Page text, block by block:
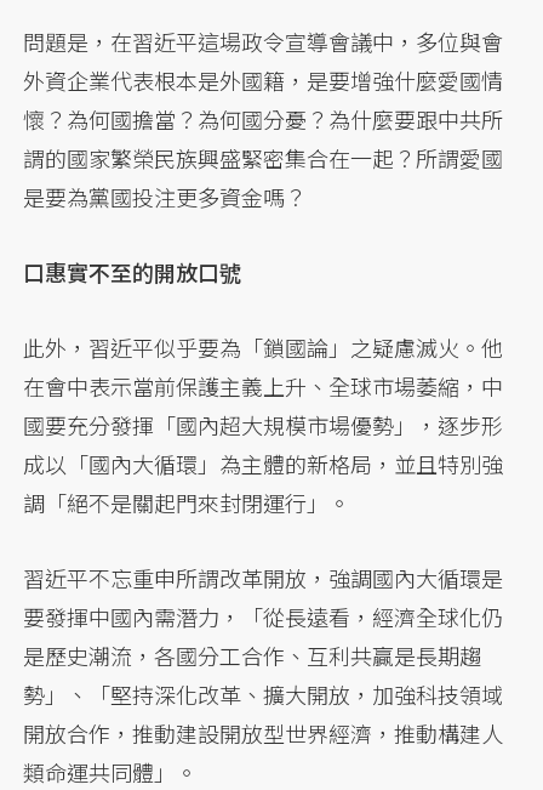
問題是，在習近平這場政令宣導會議中，多位與會
外資企業代表根本是外國籍，是要增強什麼愛國情
懷？為何國擔當？為何國分憂？為什麼要跟中共所
謂的國家繁榮民族興盛緊密集合在一起？所謂愛國
是要為黨國投注更多資金嗎？
口惠實不至的開放口號
此外，習近平似乎要為「鎖國論」之疑慮滅火。他
在會中表示當前保護主義上升、全球市場萎縮，中
國要充分發揮「國內超大規模市場優勢」，逐步形
成以「國內大循環」為主體的新格局，並且特別強
調「絕不是關起門來封閉運行」。
習近平不忘重申所謂改革開放，強調國內大循環是
要發揮中國內需潛力，「從長遠看，經濟全球化仍
是歷史潮流，各國分工合作、互利共贏是長期趨
勢」、「堅持深化改革、擴大開放，加強科技領域
開放合作，推動建設開放型世界經濟，推動構建人
類命運共同體」。